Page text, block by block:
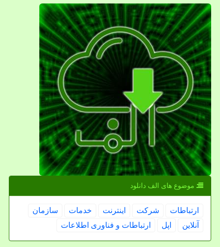
موضوع های الف دانلود
ارتباطات شركت اینترنت خدمات
سازمان
آنلاین
اپل ارتباطات و فناوری اطلاعات